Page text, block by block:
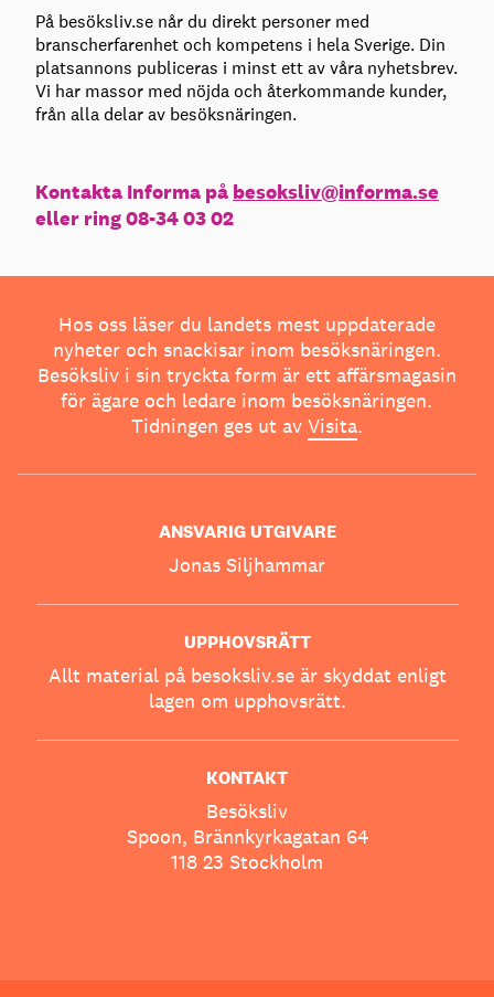
På besöksliv.se når du direkt personer med
branscherfarenhet och kompetens i hela Sverige. Din
platsannons publiceras i minst ett av våra nyhetsbrev.
Vi har massor med nöjda och återkommande kunder,
från alla delar av besöksnäringen.
Kontakta Informa på besoksliv@informa.se
eller ring 08-34 03 02
Hos oss läser du landets mest uppdaterade
nyheter och snackisar inom besöksnäringen.
Besöksliv i sin tryckta form är ett affärsmagasin
för ägare och ledare inom besöksnäringen.
Tidningen ges ut av Visita.
ANSVARIG UTGIVARE
Jonas Siljhammar
UPPHOVSRÄTT
Allt material på besoksliv.se är skyddat enligt
lagen om upphovsrätt.
KONTAKT
Besöksliv
Spoon, Brännkyrkagatan 64
118 23 Stockholm